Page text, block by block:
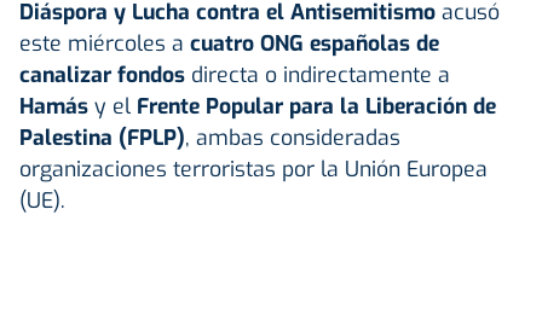
Diáspora y Lucha contra el Antisemitismo acusó
este miércoles a cuatro ONG españolas de
canalizar fondos directa o indirectamente a
Hamás y el Frente Popular para la Liberación de
Palestina (FPLP), ambas consideradas
organizaciones terroristas por la Unión Europea
(UE).